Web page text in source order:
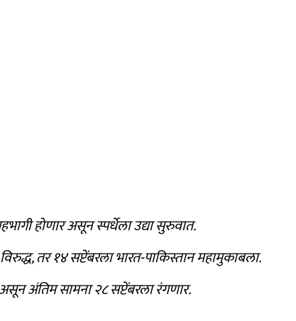
होणार असून स्पर्धेला उद्या सुरुवात.
तर १४ सप्टेंबरला भारत-पाकिस्तान महामुकाबला.
अंतिम सामना २८ सप्टेंबरला रंगणार.